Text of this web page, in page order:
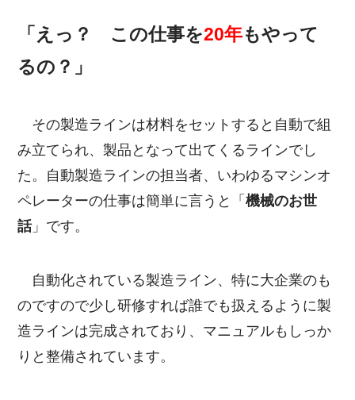
「えっ？ この仕事を20年もやって
るの？」
その製造ラインは材料をセットすると自動で組
み立てられ、製品となって出てくるラインでし
た。自動製造ラインの担当者、いわゆるマシンオ
ペレーターの仕事は簡単に言うと「機械のお世
話」です。
自動化されている製造ライン、特に大企業のも
のですので少し研修すれば誰でも扱えるように製
造ラインは完成されており、マニュアルもしっか
りと整備されています。